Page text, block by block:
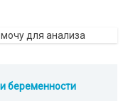
беременности